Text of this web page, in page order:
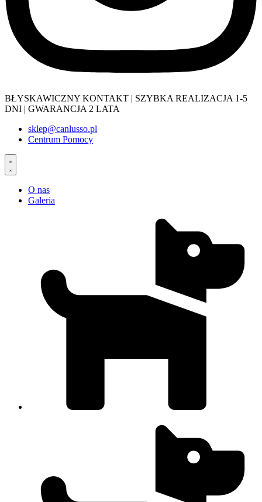
BŁYSKAWICZNY KONTAKT | SZYBKA REALIZACJA 1-5
DNI | GWARANCJA 2 LATA
sklep@canlusso.pl
Centrum Pomocy
O nas
Galeria